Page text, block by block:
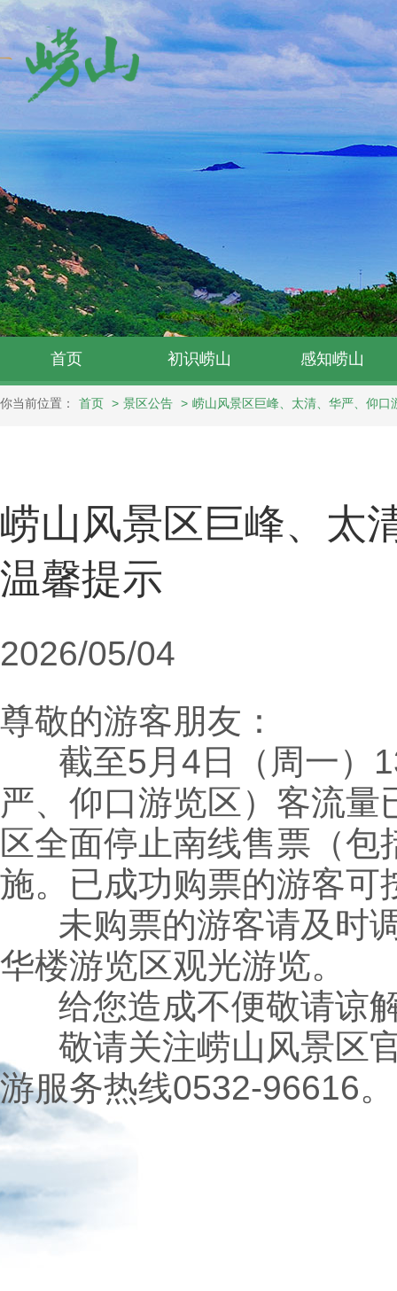
首页 初识崂山 感知崂山
你当前位置： 首页 > 景区公告 > 崂山风景区巨峰、太清、华严、仰
崂山风景区巨峰、太
温馨提示
2026/05/04
尊敬的游客朋友：
截至5月4日（周一）
严、仰口游览区）客流
区全面停止南线售票（
施。已成功购票的游客可
未购票的游客请及时调
华楼游览区观光游览。
给您造成不便敬请谅
敬请关注崂山风景区官
游服务热线0532-96616。